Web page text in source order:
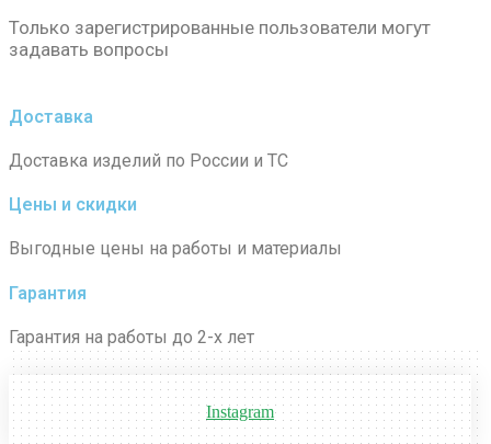
Только зарегистрированные пользователи могут
задавать вопросы
Доставка
Доставка изделий по России и ТС
Цены и скидки
Выгодные цены на работы и материалы
Гарантия
Гарантия на работы до 2-х лет
Instagram